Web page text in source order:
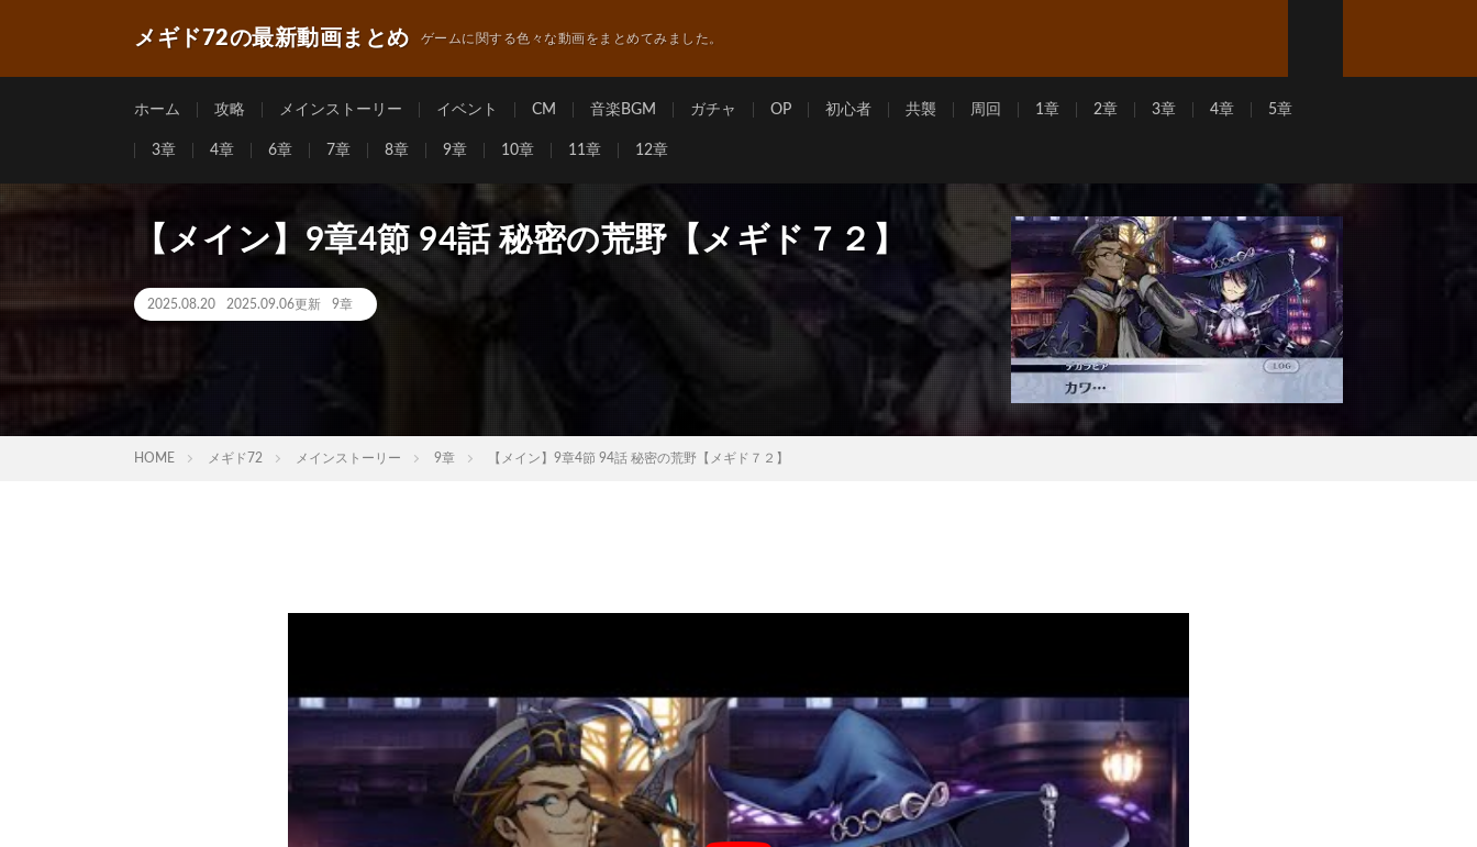
メギド72の最新動画まとめ ゲームに関する色々な動画をまとめてみました。
ホーム 攻略 メインストーリー イベント CM 音楽BGM ガチャ OP 初心者 共襲 周回 1章 2章 3章 4章 5章
3章 4章 6章 7章 8章 9章 10章 11章 12章
【メイン】9章4節 94話 秘密の荒野【メギド７２】
2025.08.20 2025.09.06更新 9章
HOME メギド72 メインストーリー 9章 【メイン】9章4節 94話 秘密の荒野【メギド７２】